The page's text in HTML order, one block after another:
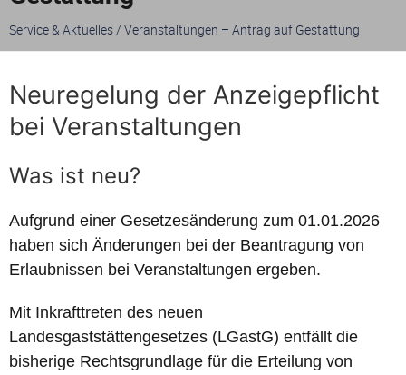
Service & Aktuelles/ Veranstaltungen – Antrag auf Gestattung
Neuregelung der Anzeigepflicht
bei Veranstaltungen
Was ist neu?
Aufgrund einer Gesetzesänderung zum 01.01.2026
haben sich Änderungen bei der Beantragung von
Erlaubnissen bei Veranstaltungen ergeben.
Mit Inkrafttreten des neuen
Landesgaststättengesetzes (LGastG) entfällt die
bisherige Rechtsgrundlage für die Erteilung von